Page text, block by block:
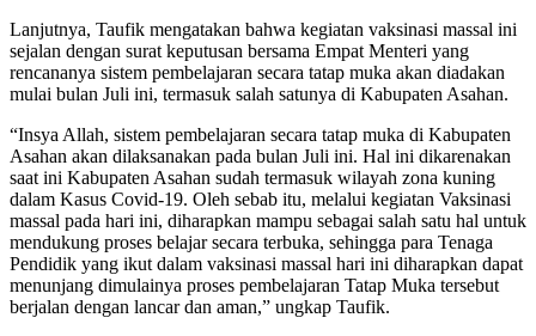
Lanjutnya, Taufik mengatakan bahwa kegiatan vaksinasi massal ini
sejalan dengan surat keputusan bersama Empat Menteri yang
rencananya sistem pembelajaran secara tatap muka akan diadakan
mulai bulan Juli ini, termasuk salah satunya di Kabupaten Asahan.
“Insya Allah, sistem pembelajaran secara tatap muka di Kabupaten
Asahan akan dilaksanakan pada bulan Juli ini. Hal ini dikarenakan
saat ini Kabupaten Asahan sudah termasuk wilayah zona kuning
dalam Kasus Covid-19. Oleh sebab itu, melalui kegiatan Vaksinasi
massal pada hari ini, diharapkan mampu sebagai salah satu hal untuk
mendukung proses belajar secara terbuka, sehingga para Tenaga
Pendidik yang ikut dalam vaksinasi massal hari ini diharapkan dapat
menunjang dimulainya proses pembelajaran Tatap Muka tersebut
berjalan dengan lancar dan aman,” ungkap Taufik.